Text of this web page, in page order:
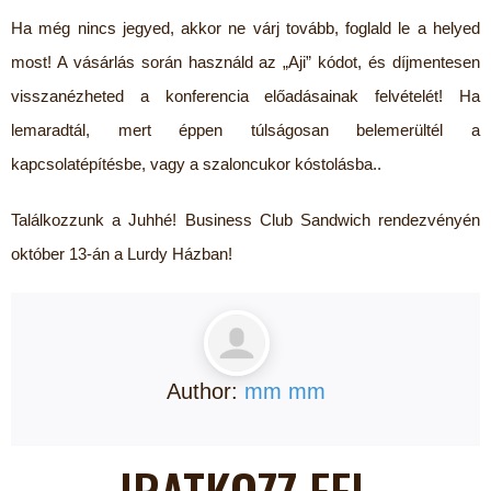
Ha még nincs jegyed, akkor ne várj tovább, foglald le a helyed
most! A vásárlás során használd az „Aji” kódot, és díjmentesen
visszanézheted a konferencia előadásainak felvételét! Ha
lemaradtál, mert éppen túlságosan belemerültél a
kapcsolatépítésbe, vagy a szaloncukor kóstolásba..
Találkozzunk a Juhhé! Business Club Sandwich rendezvényén
október 13-án a Lurdy Házban!
Author: mm mm